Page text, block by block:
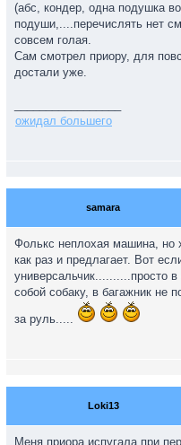
(абс, кондер, одна подушка
подуши,....перечислять нет
совсем голая.
Сам смотрел приору, для
достали уже.
ожидал большего
samara
Фолькс неплохая машина, но
как раз и предлагает. Вот
универсальчик..........просто
собой собаку, в багажник не
за руль.....
Loki13
Меня приора испугала при